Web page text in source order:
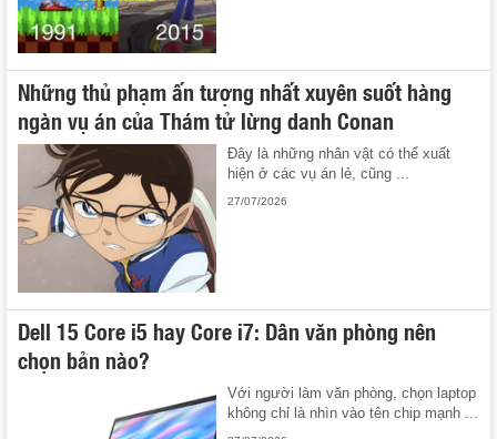
Những thủ phạm ấn tượng nhất xuyên suốt hàng
ngàn vụ án của Thám tử lừng danh Conan
Đây là những nhân vật có thể xuất
hiện ở các vụ án lẻ, cũng ...
27/07/2026
Dell 15 Core i5 hay Core i7: Dân văn phòng nên
chọn bản nào?
Với người làm văn phòng, chọn laptop
không chỉ là nhìn vào tên chip mạnh ...